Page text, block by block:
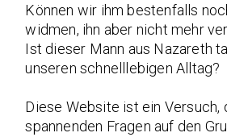
Können wir ihm bestenfalls
widmen, ihn aber nicht mehr
Ist dieser Mann aus Nazareth
unseren schnelllebigen Alltag?
Diese Website ist ein Versuch,
spannenden Fragen auf den